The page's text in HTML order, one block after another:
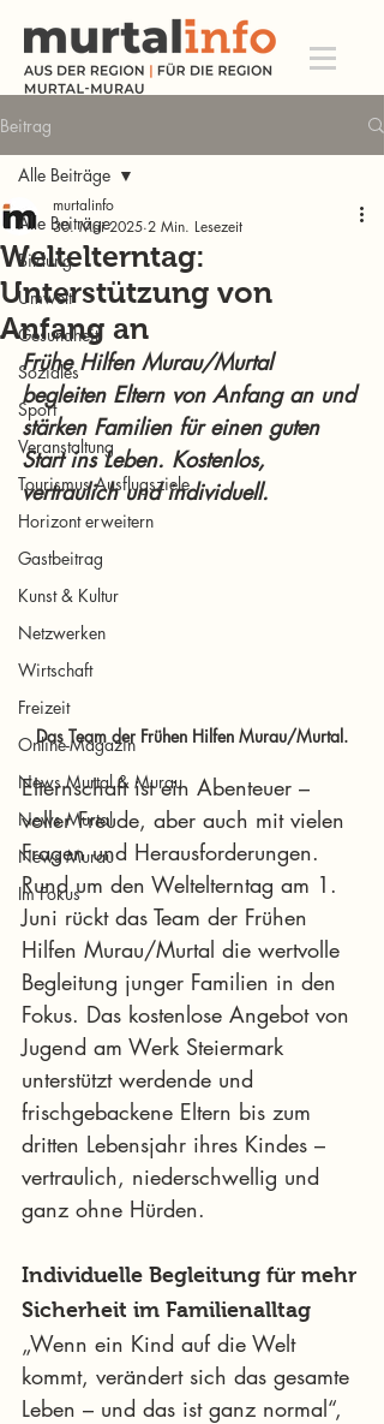
Beitrag
Alle Beiträge
Bildung
Umwelt
Gesundheit
Soziales
Sport
Veranstaltung
Tourismus Ausflugsziele
Horizont erweitern
Gastbeitrag
Kunst & Kultur
Netzwerken
Wirtschaft
Freizeit
Online-Magazin
News Murtal & Murau
News Murtal
News Murau
Im Fokus
Alle Beiträge
Weltelterntag:
Unterstützung von
Anfang an
murtalinfo
30. Mai 2025 2 Min. Lesezeit
Frühe Hilfen Murau/Murtal
begleiten Eltern von Anfang an und
stärken Familien für einen guten
Start ins Leben. Kostenlos,
vertraulich und individuell.
Das Team der Frühen Hilfen Murau/Murtal.
Elternschaft ist ein Abenteuer –
voller Freude, aber auch mit vielen
Fragen und Herausforderungen.
Rund um den Weltelterntag am 1.
Juni rückt das Team der Frühen
Hilfen Murau/Murtal die wertvolle
Begleitung junger Familien in den
Fokus. Das kostenlose Angebot von
Jugend am Werk Steiermark
unterstützt werdende und
frischgebackene Eltern bis zum
dritten Lebensjahr ihres Kindes –
vertraulich, niederschwellig und
ganz ohne Hürden.
Individuelle Begleitung für mehr
Sicherheit im Familienalltag
„Wenn ein Kind auf die Welt
kommt, verändert sich das gesamte
Leben – und das ist ganz normal“,